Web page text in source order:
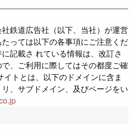
鉄道広告社（以下、当社）が運営
っては以下の各事項にご注意くだ
記載さ れている情報は、改訂さ
、ご利用に際してはその都度ご確
トとは、以下のドメインに含ま
、サブドメイン、及びページをい